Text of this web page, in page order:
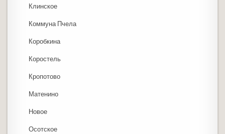
Клинское
Коммуна Пчела
Коробкина
Коростель
Кропотово
Матенино
Новое
Осотское